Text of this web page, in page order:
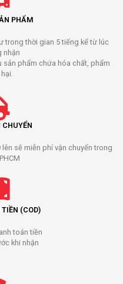
PHẨM
trong thời gian 5 tiếng kể từ lúc
nhận
phẩm chứa hóa chất, phẩm
sẽ miễn phí vận chuyển trong
(COD)
toán tiền
khi nhận